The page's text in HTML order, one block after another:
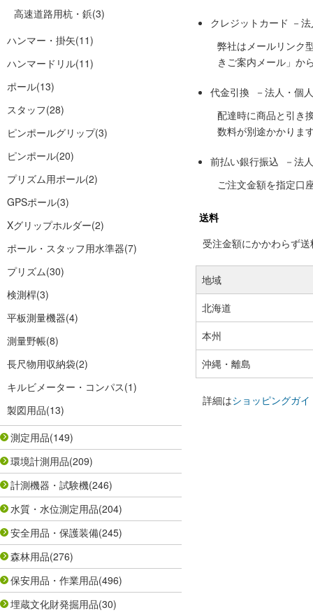
高速道路用杭・鋲(3)
ハンマー・掛矢(11)
ハンマードリル(11)
ポール(13)
スタッフ(28)
ピンポールグリップ(3)
ピンポール(20)
プリズム用ポール(2)
GPSポール(3)
Xグリップホルダー(2)
ポール・スタッフ用水準器(7)
プリズム(30)
検測桿(3)
平板測量機器(4)
測量野帳(8)
長尺物用収納袋(2)
キルビメーター・コンパス(1)
製図用品(13)
測定用品(149)
環境計測用品(209)
計測機器・試験機(246)
水質・水位測定用品(204)
安全用品・保護装備(245)
森林用品(276)
保安用品・作業用品(496)
埋蔵文化財発掘用品(30)
クレジットカード －
弊社はメールリンク
きご案内メール」か
代金引換 －法人・個
配達時に商品と引き
数料が別途かかりま
前払い銀行振込 －法
ご注文金額を指定口
送料
受注金額にかかわらず
地域
北海道
本州
沖縄・離島
詳細はショッピングガイ